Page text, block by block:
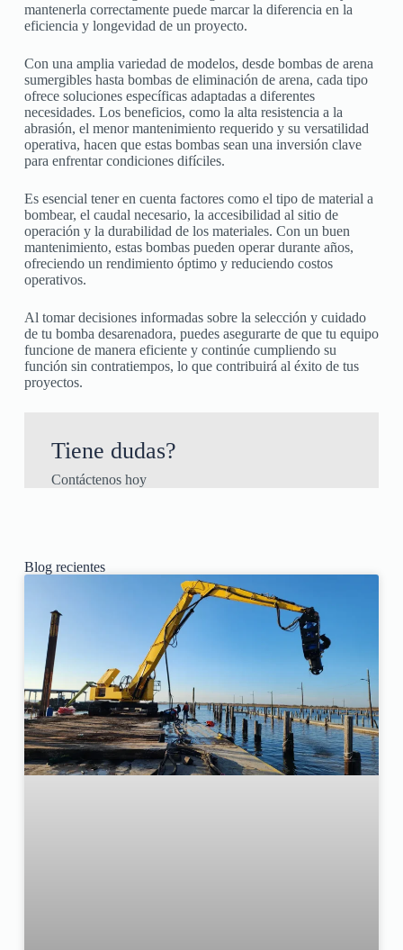
mantenerla correctamente puede marcar la diferencia en la
eficiencia y longevidad de un proyecto.
Con una amplia variedad de modelos, desde bombas de arena
sumergibles hasta bombas de eliminación de arena, cada tipo
ofrece soluciones específicas adaptadas a diferentes
necesidades. Los beneficios, como la alta resistencia a la
abrasión, el menor mantenimiento requerido y su versatilidad
operativa, hacen que estas bombas sean una inversión clave
para enfrentar condiciones difíciles.
Es esencial tener en cuenta factores como el tipo de material a
bombear, el caudal necesario, la accesibilidad al sitio de
operación y la durabilidad de los materiales. Con un buen
mantenimiento, estas bombas pueden operar durante años,
ofreciendo un rendimiento óptimo y reduciendo costos
operativos.
Al tomar decisiones informadas sobre la selección y cuidado
de tu bomba desarenadora, puedes asegurarte de que tu equipo
funcione de manera eficiente y continúe cumpliendo su
función sin contratiempos, lo que contribuirá al éxito de tus
proyectos.
Tiene dudas?
Contáctenos hoy
Blog recientes